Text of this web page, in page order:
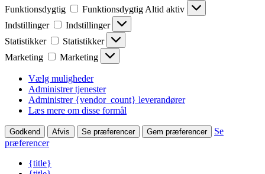
Funktionsdygtig
Funktionsdygtig Altid aktiv
Indstillinger
Indstillinger
Statistikker
Statistikker
Marketing
Marketing
Vælg muligheder
Administrer tjenester
Administrer {vendor_count} leverandører
Læs mere om disse formål
Godkend Afvis Se præferencer Gem præferencer
Se
præferencer
{title}